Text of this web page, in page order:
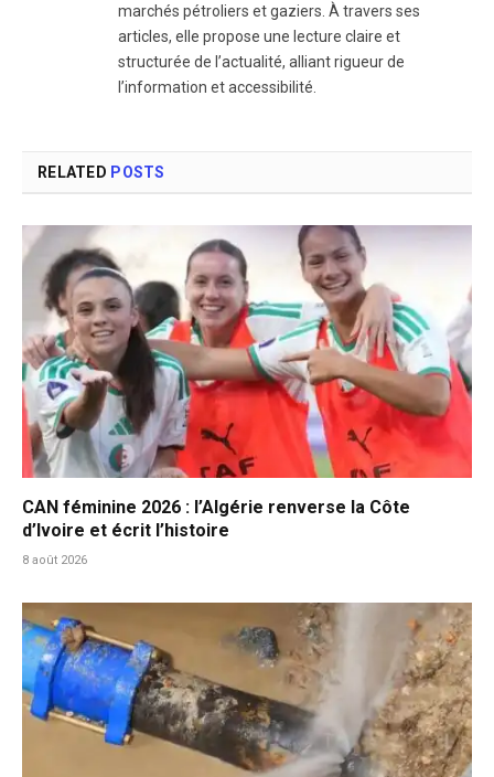
marchés pétroliers et gaziers. À travers ses
articles, elle propose une lecture claire et
structurée de l’actualité, alliant rigueur de
l’information et accessibilité.
RELATED POSTS
CAN féminine 2026 : l’Algérie renverse la Côte
d’Ivoire et écrit l’histoire
8 août 2026